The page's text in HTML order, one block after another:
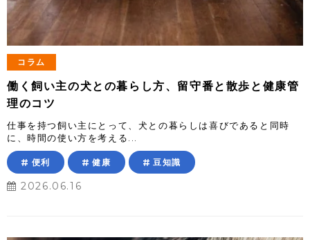
コラム
働く飼い主の犬との暮らし方、留守番と散歩と健康管
理のコツ
仕事を持つ飼い主にとって、犬との暮らしは喜びであると同時
に、時間の使い方を考える...
便利 健康 豆知識
2026.06.16